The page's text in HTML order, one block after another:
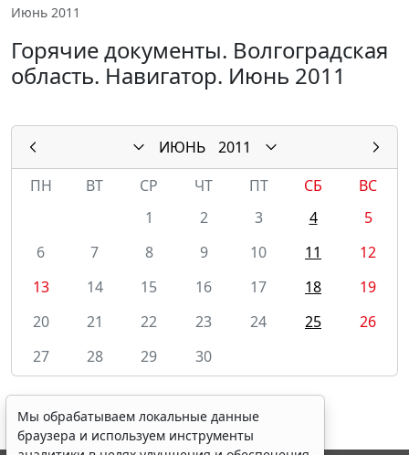
Июнь 2011
Горячие документы. Волгоградская
область. Навигатор. Июнь 2011
ИЮНЬ
2011
ПН
ВТ СР ЧТ ПТ СБ
ВС
1
2 3 4
5
6
7 8 9 10 11
12
13
14 15 16 17 18
19
20
21 22 23 24 25
26
27
28 29 30
Мы обрабатываем локальные данные
браузера и используем инструменты